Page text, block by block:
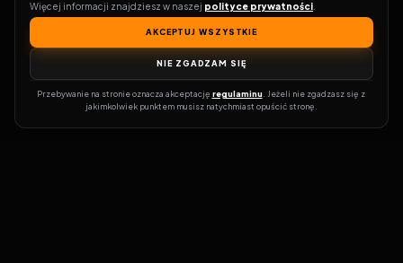
Więcej informacji znajdziesz w naszej polityce prywatności
AKCEPTUJ WSZYSTKIE
NIE ZGADZAM SIĘ
Przebywanie na stronie oznacza akceptację regulaminu . Jeżeli nie zgadzasz się z
jakimkolwiek punktem musisz natychmiast opuścić stronę.